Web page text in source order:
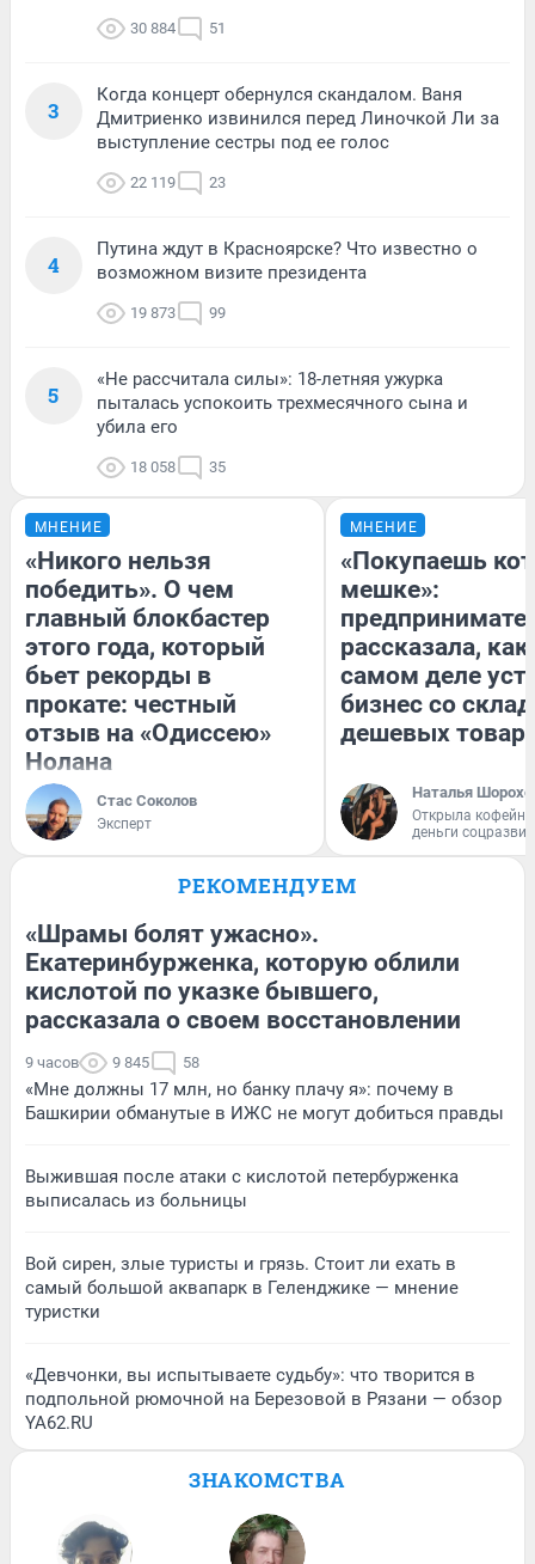
30 884 51
3
Когда концерт обернулся скандалом. Ваня
Дмитриенко извинился перед Линочкой Ли за
выступление сестры под ее голос
22 119 23
4
Путина ждут в Красноярске? Что известно о
возможном визите президента
19 873 99
5
«Не рассчитала силы»: 18-летняя ужурка
пыталась успокоить трехмесячного сына и
убила его
18 058 35
МНЕНИЕ
«Никого нельзя
победить». О чем
главный блокбастер
этого года, который
бьет рекорды в
прокате: честный
отзыв на «Одиссею»
Нолана
Стас Соколов
Эксперт
МНЕНИЕ
«Покупаешь
мешке»:
рассказала, как
самом деле
бизнес со
дешевых
Наталья
Открыла
деньги
РЕКОМЕНДУЕМ
«Шрамы болят ужасно».
Екатеринбурженка, которую облили
кислотой по указке бывшего,
рассказала о своем восстановлении
9 часов 9 845 58
«Мне должны 17 млн, но банку плачу я»: почему в
Башкирии обманутые в ИЖС не могут добиться правды
Выжившая после атаки с кислотой петербурженка
выписалась из больницы
Вой сирен, злые туристы и грязь. Стоит ли ехать в
самый большой аквапарк в Геленджике — мнение
туристки
«Девчонки, вы испытываете судьбу»: что творится в
подпольной рюмочной на Березовой в Рязани — обзор
YA62.RU
ЗНАКОМСТВА